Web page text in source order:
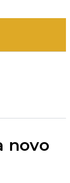
novo